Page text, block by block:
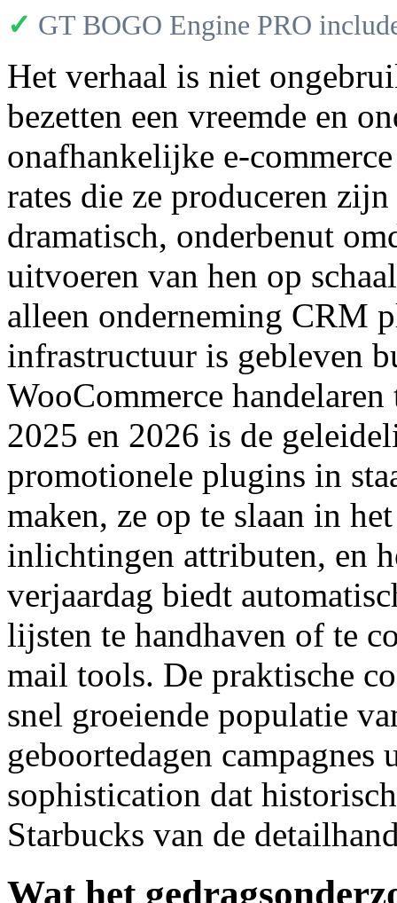
✓ GT BOGO Engine PRO
Het verhaal is niet
bezetten een vreemde en
onafhankelijke e-
rates die ze produceren
dramatisch, onderbenut
uitvoeren van hen op
alleen onderneming CRM
infrastructuur is gebleven
WooCommerce
2025 en 2026 is de
promotionele plugins in
maken, ze op te slaan in
inlichtingen attributen, en
verjaardag biedt
lijsten te handhaven of te
mail tools. De praktische
snel groeiende populatie
geboortedagen
sophistication dat
Starbucks van de
Wat het